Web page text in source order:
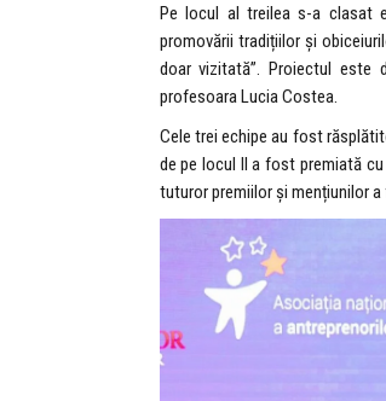
Pe locul al treilea s-a clasat
promovării tradițiilor și
doar vizitată”. Proiectul este
profesoara Lucia Costea.
Cele trei echipe au fost
de pe locul II a fost premiată
tuturor premiilor și mențiunilor a